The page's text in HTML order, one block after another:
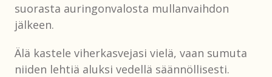
suorasta auringonvalosta mullanvaihdon
jälkeen.
Älä kastele viherkasvejasi vielä, vaan sumuta
niiden lehtiä aluksi vedellä säännöllisesti.